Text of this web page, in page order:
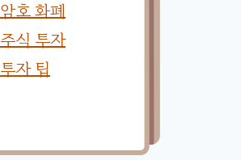
암호 화폐
주식 투자
투자 팁